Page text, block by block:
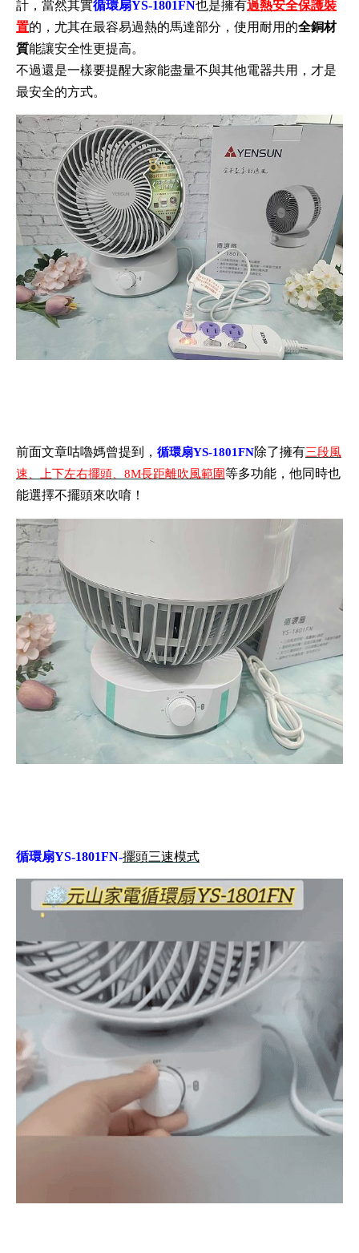
計，當然其實循環扇YS-1801FN也是擁有過熱安全保護裝
置的 ，尤其在最容易過熱的馬達部分，使用耐用的全銅材
質能讓安全性更提高。
不過還是一樣要提醒大家能盡量不與其他電器共用，才是
最安全的方式。
前面文章咕嚕媽曾提到， 循環扇YS-1801FN除了擁有三段風
速、上下左右擺頭、8M長距離吹風範圍等多功能，他同時也
能選擇不擺頭來吹唷！
循環扇YS-1801FN-擺頭三速模式